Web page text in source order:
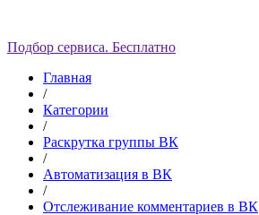
Подбор сервиса. Бесплатно
Главная
/
Категории
/
Раскрутка группы ВК
/
Автоматизация в ВК
/
Отслеживание комментариев в ВК